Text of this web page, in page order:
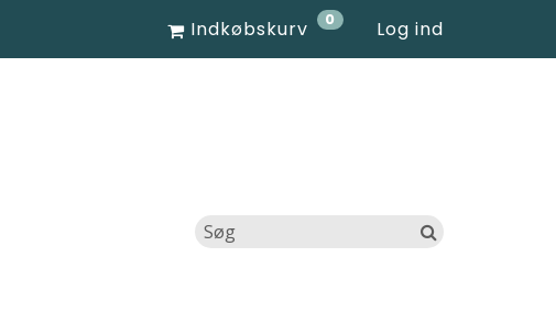
Log ind
Indkøbskurv 0